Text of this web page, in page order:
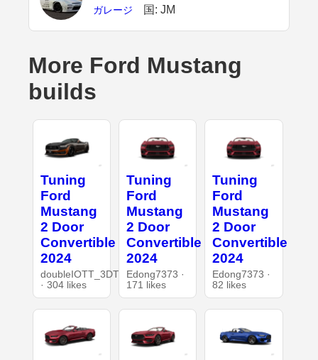
ガレージ 国: JM
More Ford Mustang
builds
Tuning
Ford
Mustang
2 Door
Convertible
2024
doubleIOTT_3DT
· 304 likes
Tuning
Ford
Mustang
2 Door
Convertible
2024
Edong7373 ·
171 likes
Tuning
Ford
Mustang
2 Door
Convertible
2024
Edong7373 ·
82 likes